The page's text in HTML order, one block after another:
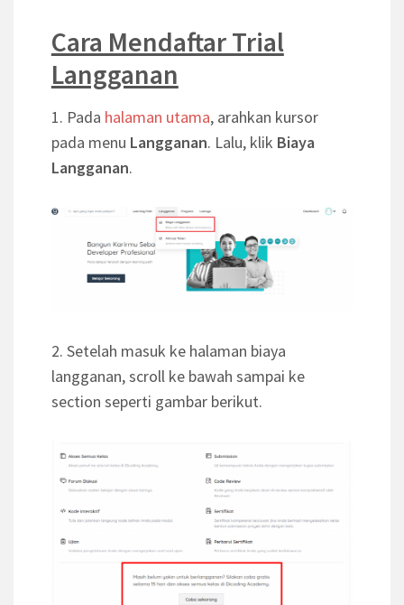
Cara Mendaftar Trial
Langganan
1. Pada halaman utama, arahkan kursor
pada menu Langganan. Lalu, klik Biaya
Langganan.
2. Setelah masuk ke halaman biaya
langganan, scroll ke bawah sampai ke
section seperti gambar berikut.